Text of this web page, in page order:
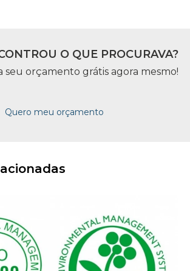
O QUE PROCURAVA?
seu orçamento grátis agora mesmo!
Quero meu orçamento